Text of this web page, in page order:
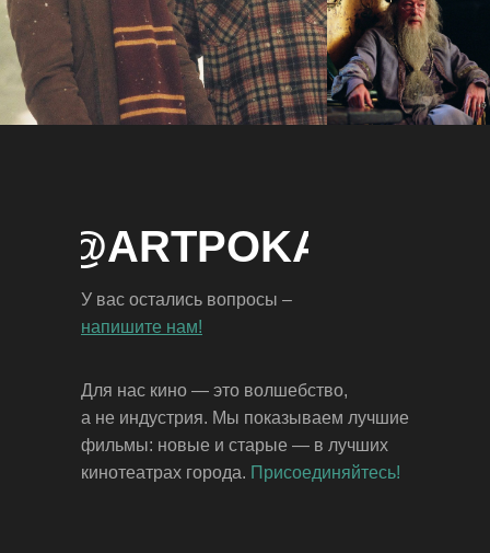
Для нас кино — это волшебство,
а не индустрия. Мы показываем лучшие
фильмы: новые и старые — в лучших
кинотеатрах города. Присоединяйтесь!
У вас остались вопросы –
напишите нам!